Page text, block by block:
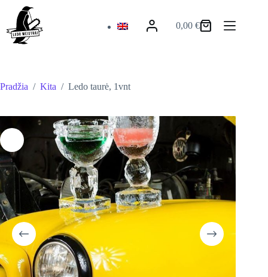
content
Krepšelis
0,00€
Pradžia / Kita / Ledo taurė, 1vnt